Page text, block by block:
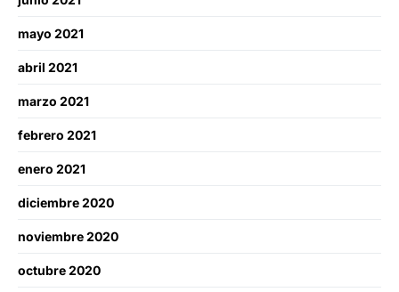
mayo 2021
abril 2021
marzo 2021
febrero 2021
enero 2021
diciembre 2020
noviembre 2020
octubre 2020